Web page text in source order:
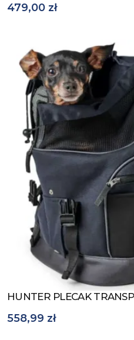
479,00 zł
Zobacz produkt
HUNTER PLECAK
558,99 zł